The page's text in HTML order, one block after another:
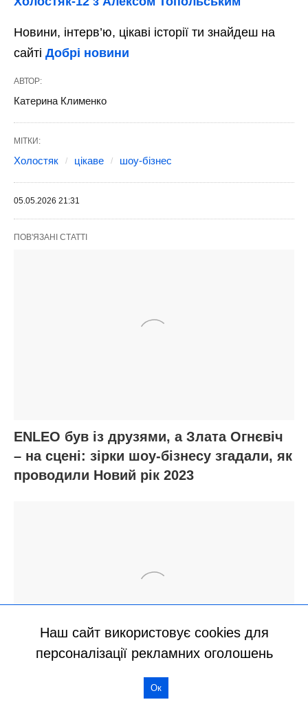
Наш сайт використовує cookies для
персоналізації рекламних оголошень
Ок